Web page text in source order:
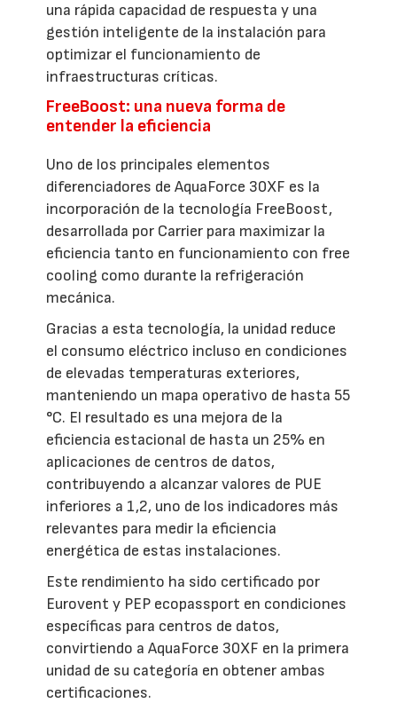
una rápida capacidad de respuesta y una
gestión inteligente de la instalación para
optimizar el funcionamiento de
infraestructuras críticas.
FreeBoost: una nueva forma de
entender la eficiencia
Uno de los principales elementos
diferenciadores de AquaForce 30XF es la
incorporación de la tecnología FreeBoost,
desarrollada por Carrier para maximizar la
eficiencia tanto en funcionamiento con free
cooling como durante la refrigeración
mecánica.
Gracias a esta tecnología, la unidad reduce
el consumo eléctrico incluso en condiciones
de elevadas temperaturas exteriores,
manteniendo un mapa operativo de hasta 55
°C. El resultado es una mejora de la
eficiencia estacional de hasta un 25% en
aplicaciones de centros de datos,
contribuyendo a alcanzar valores de PUE
inferiores a 1,2, uno de los indicadores más
relevantes para medir la eficiencia
energética de estas instalaciones.
Este rendimiento ha sido certificado por
Eurovent y PEP ecopassport en condiciones
específicas para centros de datos,
convirtiendo a AquaForce 30XF en la primera
unidad de su categoría en obtener ambas
certificaciones.